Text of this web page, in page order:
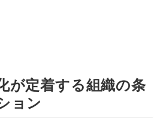
が定着する組織の条
ョン